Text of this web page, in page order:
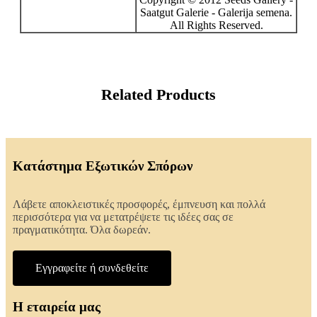
Saatgut Galerie - Galerija semena.
All Rights Reserved.
Related Products
Κατάστημα Εξωτικών Σπόρων
Λάβετε αποκλειστικές προσφορές, έμπνευση και πολλά
περισσότερα για να μετατρέψετε τις ιδέες σας σε
πραγματικότητα. Όλα δωρεάν.
Εγγραφείτε ή συνδεθείτε
Η εταιρεία μας